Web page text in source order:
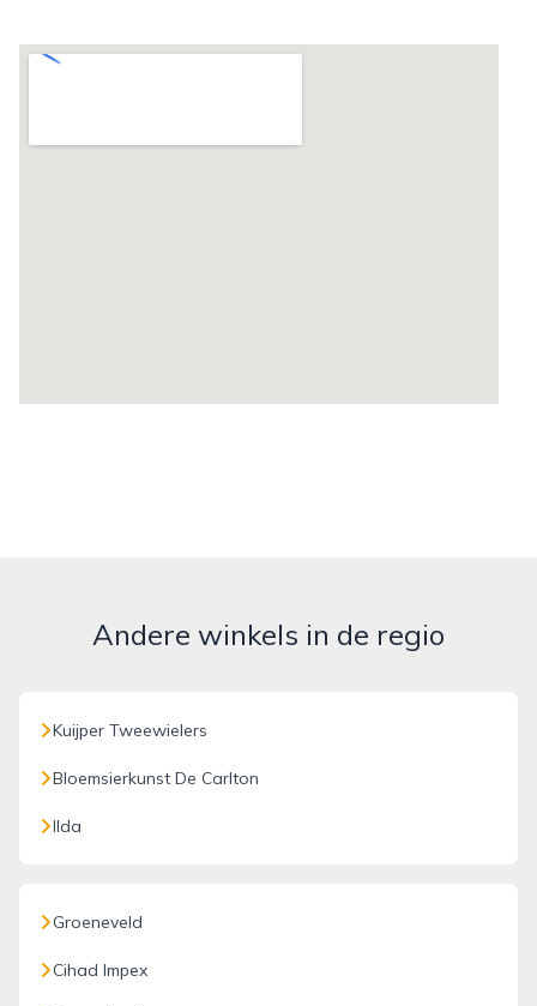
Andere winkels in de regio
Kuijper Tweewielers
Bloemsierkunst De Carlton
Ilda
Groeneveld
Cihad Impex